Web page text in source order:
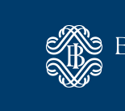
o
m
Compiti